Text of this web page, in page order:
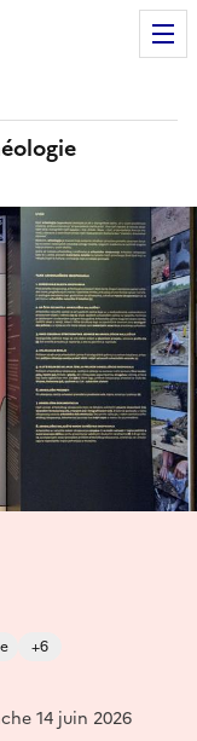
+6
14 juin 2026